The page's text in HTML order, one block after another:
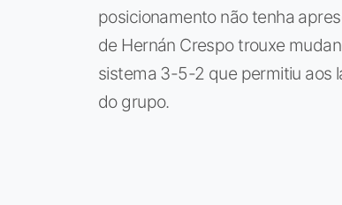
posicionamento não tenha
de Hernán Crespo trouxe
sistema 3-5-2 que permitiu aos
do grupo.